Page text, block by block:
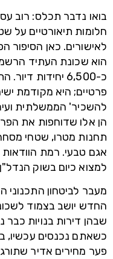
בואו נדבר תכלס: רוב
חלומות תיאורטיים על
לאישורים. כאן הסיפור
הוא שכונת העתיד
כ-6,500 יחידות
פרטיים; היא מקודמת
להשכיר' הממשלתית
הן אלו שדוחפות את
תחנות מטרו, שטחי
אגם טבעי. רמת הוודאות
למצוא כיום בשוק
מעבר לביטחון
החדש יושב בצמוד
פער מחירים אדיר